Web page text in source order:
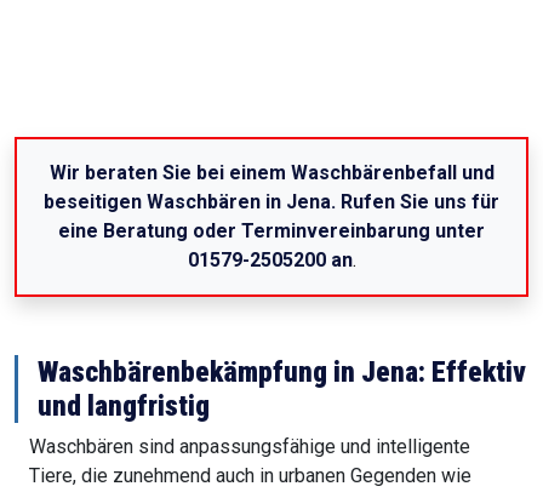
Wir beraten Sie bei einem Waschbärenbefall und
beseitigen Waschbären in Jena. Rufen Sie uns für
eine Beratung oder Terminvereinbarung unter
01579-2505200 an.
Waschbärenbekämpfung in Jena: Effektiv
und langfristig
Waschbären sind anpassungsfähige und intelligente
Tiere, die zunehmend auch in urbanen Gegenden wie